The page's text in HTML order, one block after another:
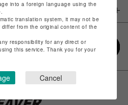
into a foreign language using the
translation system, it may not be
from the original content of the
responsibility for any direct or
this service. Thank you for your
Cancel